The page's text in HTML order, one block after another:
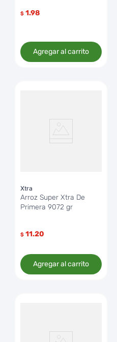
$ 1.98
Agregar al carrito
Xtra
Arroz Super Xtra De
Primera 9072 gr
$ 11.20
Agregar al carrito